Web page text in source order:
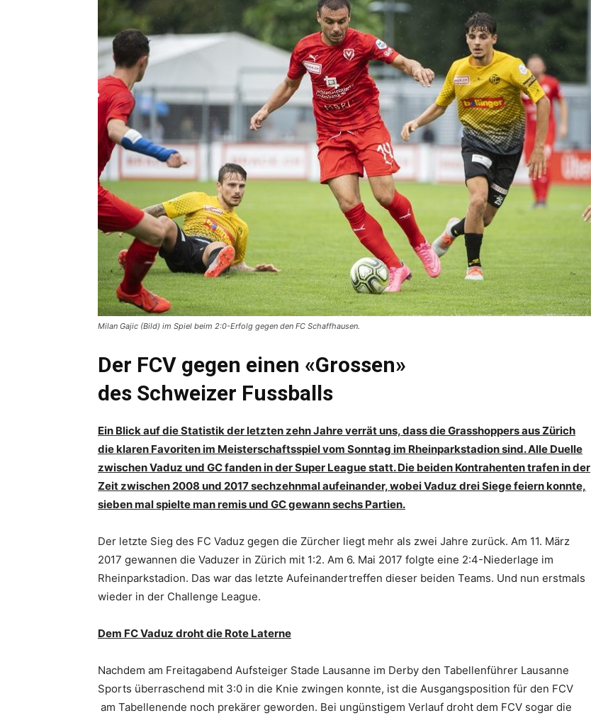
Milan Gajic (Bild) im Spiel beim 2:0-Erfolg gegen den FC Schaffhausen.
Der FCV gegen einen «Grossen»
des Schweizer Fussballs
Ein Blick auf die Statistik der letzten zehn Jahre verrät uns, dass die Grasshoppers aus Zürich
die klaren Favoriten im Meisterschaftsspiel vom Sonntag im Rheinparkstadion sind. Alle Duelle
zwischen Vaduz und GC fanden in der Super League statt. Die beiden Kontrahenten trafen in der
Zeit zwischen 2008 und 2017 sechzehnmal aufeinander, wobei Vaduz drei Siege feiern konnte,
sieben mal spielte man remis und GC gewann sechs Partien.
Der letzte Sieg des FC Vaduz gegen die Zürcher liegt mehr als zwei Jahre zurück. Am 11. März
2017 gewannen die Vaduzer in Zürich mit 1:2. Am 6. Mai 2017 folgte eine 2:4-Niederlage im
Rheinparkstadion. Das war das letzte Aufeinandertreffen dieser beiden Teams. Und nun erstmals
wieder in der Challenge League.
Dem FC Vaduz droht die Rote Laterne
Nachdem am Freitagabend Aufsteiger Stade Lausanne im Derby den Tabellenführer Lausanne
Sports überraschend mit 3:0 in die Knie zwingen konnte, ist die Ausgangsposition für den FCV
am Tabellenende noch prekärer geworden. Bei ungünstigem Verlauf droht dem FCV sogar die